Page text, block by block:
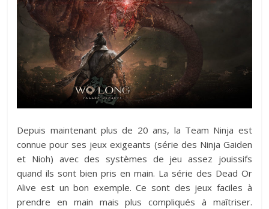
Depuis maintenant plus de 20 ans, la Team Ninja est
connue pour ses jeux exigeants (série des Ninja Gaiden
et Nioh) avec des systèmes de jeu assez jouissifs
quand ils sont bien pris en main. La série des Dead Or
Alive est un bon exemple. Ce sont des jeux faciles à
prendre en main mais plus compliqués à maîtriser.